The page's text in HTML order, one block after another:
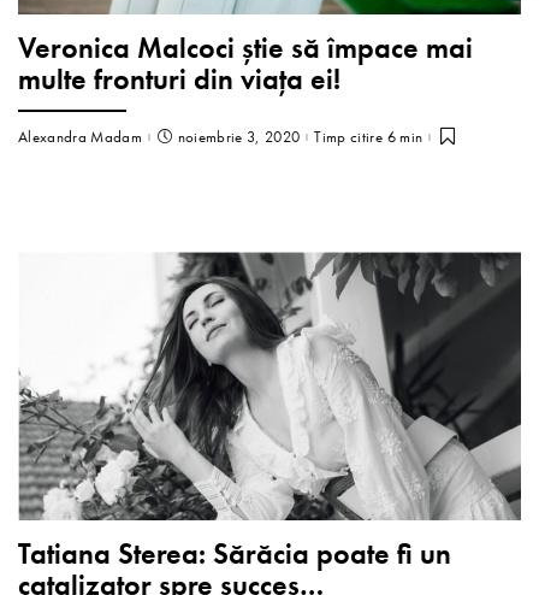
Veronica Malcoci știe să împace mai
multe fronturi din viața ei!
Alexandra Madam noiembrie 3, 2020 Timp citire 6 min
Tatiana Sterea: Sărăcia poate fi un
catalizator spre succes…